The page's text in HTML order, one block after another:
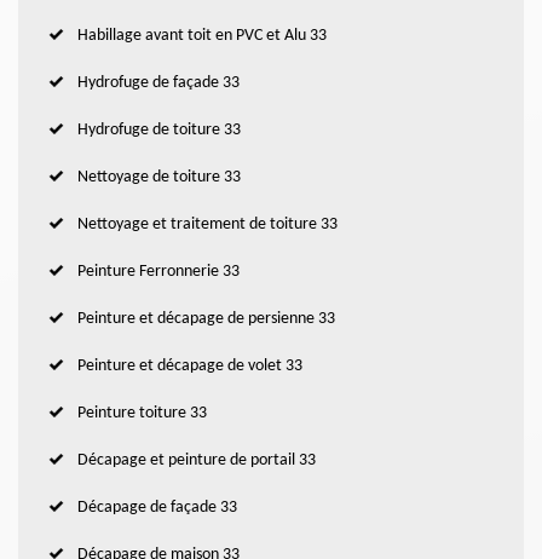
Habillage avant toit en PVC et Alu 33
Hydrofuge de façade 33
Hydrofuge de toiture 33
Nettoyage de toiture 33
Nettoyage et traitement de toiture 33
Peinture Ferronnerie 33
Peinture et décapage de persienne 33
Peinture et décapage de volet 33
Peinture toiture 33
Décapage et peinture de portail 33
Décapage de façade 33
Décapage de maison 33